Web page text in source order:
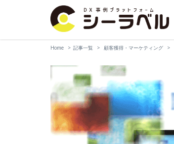
Home 記事一覧 顧客獲得・マーケティング